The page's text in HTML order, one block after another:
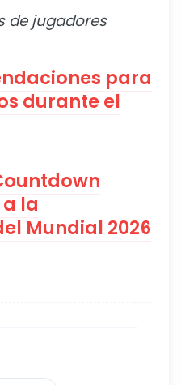
de jugadores
para
durante el
la
Mundial 2026